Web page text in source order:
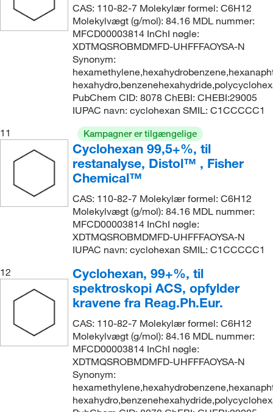
CAS: 110-82-7 Molekylær formel: C6H12
Molekylvægt (g/mol): 84.16 MDL nummer:
MFCD00003814 InChI nøgle:
XDTMQSROBMDMFD-UHFFFAOYSA-N
Synonym:
PubChem CID: 8078 ChEBI: CHEBI:29005
IUPAC navn: cyclohexan SMIL: C1CCCCC1
11
Kampagner er tilgængelige
Cyclohexan 99,5+%, til
restanalyse, Distol™ , Fisher
Chemical™
CAS: 110-82-7 Molekylær formel: C6H12
Molekylvægt (g/mol): 84.16 MDL nummer:
MFCD00003814 InChI nøgle:
XDTMQSROBMDMFD-UHFFFAOYSA-N
IUPAC navn: cyclohexan SMIL: C1CCCCC1
12
Cyclohexan, 99+%, til
spektroskopi ACS, opfylder
kravene fra Reag.Ph.Eur.
CAS: 110-82-7 Molekylær formel: C6H12
Molekylvægt (g/mol): 84.16 MDL nummer:
MFCD00003814 InChI nøgle:
XDTMQSROBMDMFD-UHFFFAOYSA-N
Synonym: